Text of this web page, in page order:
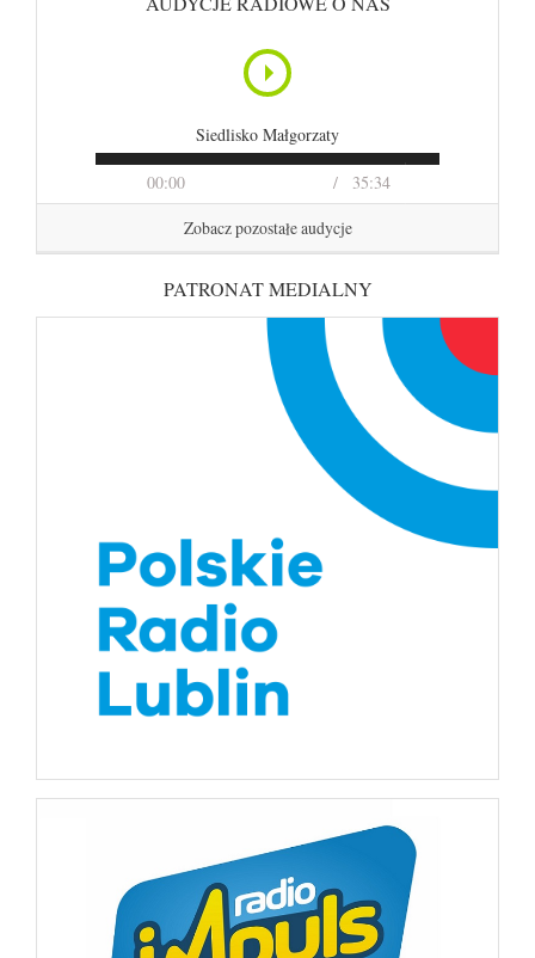
00:00 35:34
Siedlisko Małgorzaty
Zobacz pozostałe audycje
PATRONAT MEDIALNY